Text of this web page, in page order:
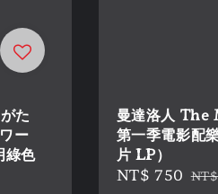
た
ー
綠色
曼達洛人
第一季電影配
片 LP）
Sale
NT$ 750